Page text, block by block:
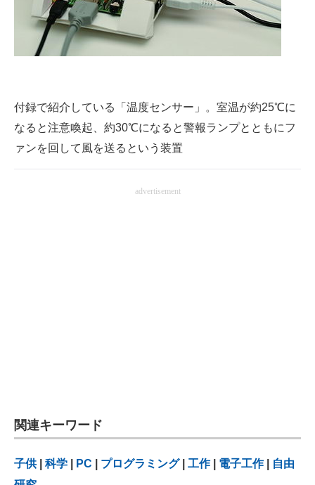
付録で紹介している「温度センサー」。室温が約25℃に
なると注意喚起、約30℃になると警報ランプとともにフ
ァンを回して風を送るという装置
advertisement
関連キーワード
子供| 科学 PC プログラミング| 工作| 電子工作|
自由